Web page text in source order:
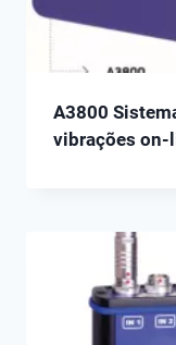
A3800
vibrações on-